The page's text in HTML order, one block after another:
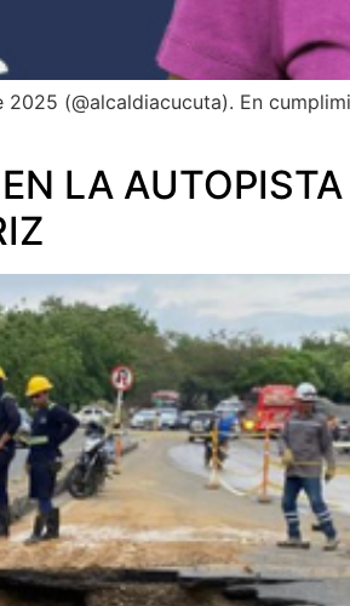
(@alcaldiacucuta). En
LA